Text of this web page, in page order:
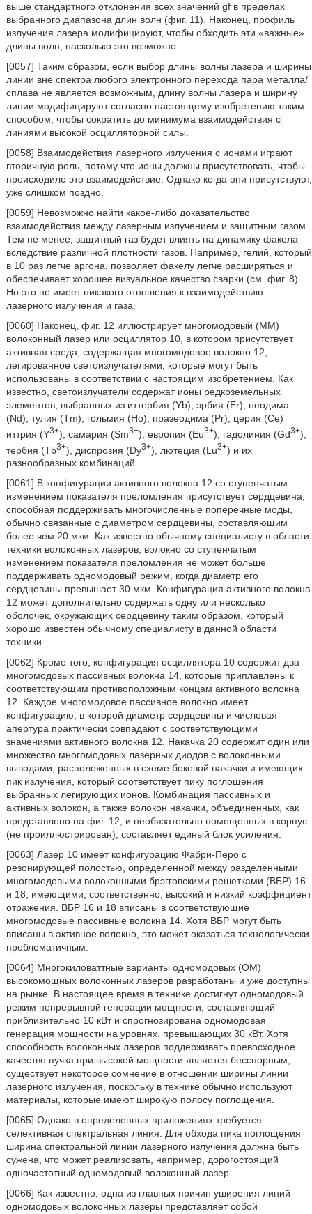
выше стандартного отклонения всех значений gf в пределах
выбранного диапазона длин волн (фиг. 11). Наконец, профиль
излучения лазера модифицируют, чтобы обходить эти «важные»
длины волн, насколько это возможно.
[0057] Таким образом, если выбор длины волны лазера и ширины
линии вне спектра любого электронного перехода пара металла/
сплава не является возможным, длину волны лазера и ширину
линии модифицируют согласно настоящему изобретению таким
способом, чтобы сократить до минимума взаимодействия с
линиями высокой осцилляторной силы.
[0058] Взаимодействия лазерного излучения с ионами играют
вторичную роль, потому что ионы должны присутствовать, чтобы
происходило это взаимодействие. Однако когда они присутствуют,
уже слишком поздно.
[0059] Невозможно найти какое-либо доказательство
взаимодействия между лазерным излучением и защитным газом.
Тем не менее, защитный газ будет влиять на динамику факела
вследствие различной плотности газов. Например, гелий, который
в 10 раз легче аргона, позволяет факелу легче расширяться и
обеспечивает хорошее визуальное качество сварки (см. фиг. 8).
Но это не имеет никакого отношения к взаимодействию
лазерного излучения и газа.
[0060] Наконец, фиг. 12 иллюстрирует многомодовый (ММ)
волоконный лазер или осциллятор 10, в котором присутствует
активная среда, содержащая многомодовое волокно 12,
легированное светоизлучателями, которые могут быть
использованы в соответствии с настоящим изобретением. Как
известно, светоизлучатели содержат ионы редкоземельных
элементов, выбранных из иттербия (Yb), эрбия (Er), неодима
(Nd), тулия (Tm), гольмия (Но), празеодима (Pr), церия (Се)
иттрия (Y3+), самария (Sm3+), европия (Eu3+), гадолиния (Gd3+),
тербия (Tb3+), диспрозия (Dy3+), лютеция (Lu3+) и их
разнообразных комбинаций.
[0061] В конфигурации активного волокна 12 со ступенчатым
изменением показателя преломления присутствует сердцевина,
способная поддерживать многочисленные поперечные моды,
обычно связанные с диаметром сердцевины, составляющим
более чем 20 мкм. Как известно обычному специалисту в области
техники волоконных лазеров, волокно со ступенчатым
изменением показателя преломления не может больше
поддерживать одномодовый режим, когда диаметр его
сердцевины превышает 30 мкм. Конфигурация активного волокна
12 может дополнительно содержать одну или несколько
оболочек, окружающих сердцевину таким образом, который
хорошо известен обычному специалисту в данной области
техники.
[0062] Кроме того, конфигурация осциллятора 10 содержит два
многомодовых пассивных волокна 14, которые приплавлены к
соответствующим противоположным концам активного волокна
12. Каждое многомодовое пассивное волокно имеет
конфигурацию, в которой диаметр сердцевины и числовая
апертура практически совпадают с соответствующими
значениями активного волокна 12. Накачка 20 содержит один или
множество многомодовых лазерных диодов с волоконными
выводами, расположенных в схеме боковой накачки и имеющих
пик излучения, который соответствует пику поглощения
выбранных легирующих ионов. Комбинация пассивных и
активных волокон, а также волокон накачки, объединенных, как
представлено на фиг. 12, и необязательно помещенных в корпус
(не проиллюстрирован), составляет единый блок усиления.
[0063] Лазер 10 имеет конфигурацию Фабри-Перо с
резонирующей полостью, определенной между разделенными
многомодовыми волоконными брэгговскими решетками (ВБР) 16
и 18, имеющими, соответственно, высокий и низкий коэффициент
отражения. ВБР 16 и 18 вписаны в соответствующие
многомодовые пассивные волокна 14. Хотя ВБР могут быть
вписаны в активное волокно, это может оказаться технологически
проблематичным.
[0064] Многокиловаттные варианты одномодовых (ОМ)
высокомощных волоконных лазеров разработаны и уже доступны
на рынке. В настоящее время в технике достигнут одномодовый
режим непрерывной генерации мощности, составляющий
приблизительно 10 кВт и спрогнозирована одномодовая
генерация мощности на уровнях, превышающих 30 кВт. Хотя
способность волоконных лазеров поддерживать превосходное
качество пучка при высокой мощности является бесспорным,
существует некоторое сомнение в отношении ширины линии
лазерного излучения, поскольку в технике обычно используют
материалы, которые имеют широкую полосу поглощения.
[0065] Однако в определенных приложениях требуется
селективная спектральная линия. Для обхода пика поглощения
ширина спектральной линии лазерного излучения должна быть
сужена, что может реализовать, например, дорогостоящий
одночастотный одномодовый волоконный лазер.
[0066] Как известно, одна из главных причин уширения линий
одномодовых волоконных лазеры представляет собой